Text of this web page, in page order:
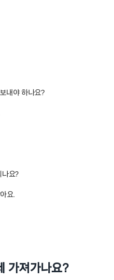
내야 하나요?
나요?
요.
가져가나요?